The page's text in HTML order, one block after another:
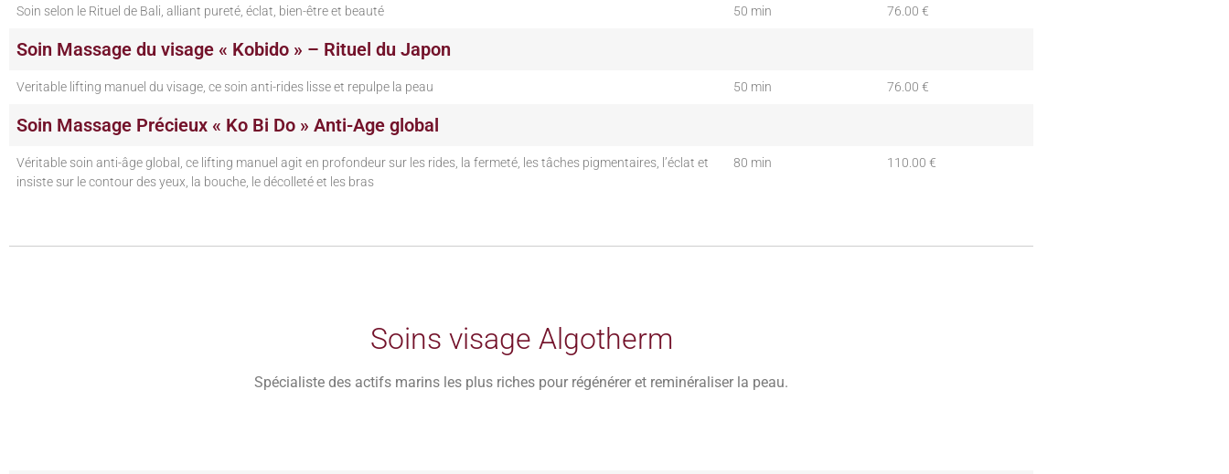
Soin selon le Rituel de Bali, alliant pureté, éclat, bien-être et beauté 50 min 76.00 €
Soin Massage du visage « Kobido » – Rituel du Japon
Veritable lifting manuel du visage, ce soin anti-rides lisse et repulpe la peau 50 min 76.00 €
Soin Massage Précieux « Ko Bi Do » Anti-Age global
Véritable soin anti-âge global, ce lifting manuel agit en profondeur sur les rides, la fermeté, les tâches pigmentaires, l’éclat et
insiste sur le contour des yeux, la bouche, le décolleté et les bras
80 min 110.00 €
Soins visage Algotherm
Spécialiste des actifs marins les plus riches pour régénérer et reminéraliser la peau.